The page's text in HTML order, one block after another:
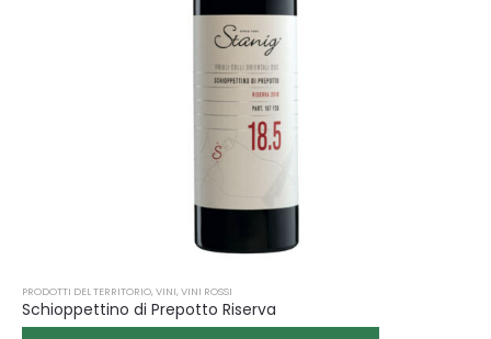
PRODOTTI DEL TERRITORIO, VINI, VINI ROSSI
Schioppettino di Prepotto Riserva